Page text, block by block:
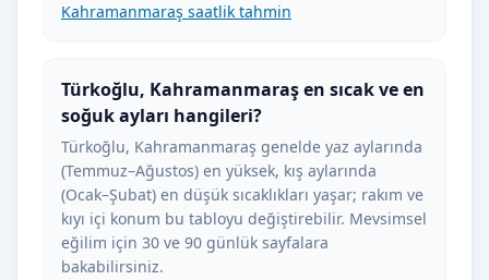
Kahramanmaraş saatlik tahmin
Türkoğlu, Kahramanmaraş en sıcak ve en
soğuk ayları hangileri?
Türkoğlu, Kahramanmaraş genelde yaz aylarında
(Temmuz–Ağustos) en yüksek, kış aylarında
(Ocak–Şubat) en düşük sıcaklıkları yaşar; rakım ve
kıyı içi konum bu tabloyu değiştirebilir. Mevsimsel
eğilim için 30 ve 90 günlük sayfalara
bakabilirsiniz.